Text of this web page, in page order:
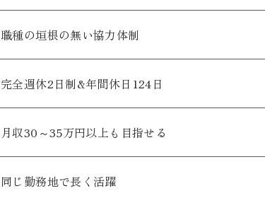
職種の垣根の無い協力体制
完全週休2日制&年間休日124日
月収30～35万円以上も目指せる
同じ勤務地で長く活躍